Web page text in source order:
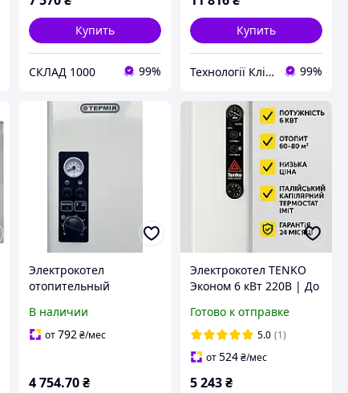
Купить
СКЛАД 1000 99%
Купить
Технології Клімату Юа 99%
Электрокотел
отопительный
б/н Е230/(3х400В)N
Термия
В наличии
от792 ₴/мес
4 754.70 ₴
Электрокотел TENKO
Эконом 6 кВт 220В | До
Термостат IMIT |
Гарантия 2 года
Готово к отправке
5.0 (1)
от524₴/мес
5 243₴